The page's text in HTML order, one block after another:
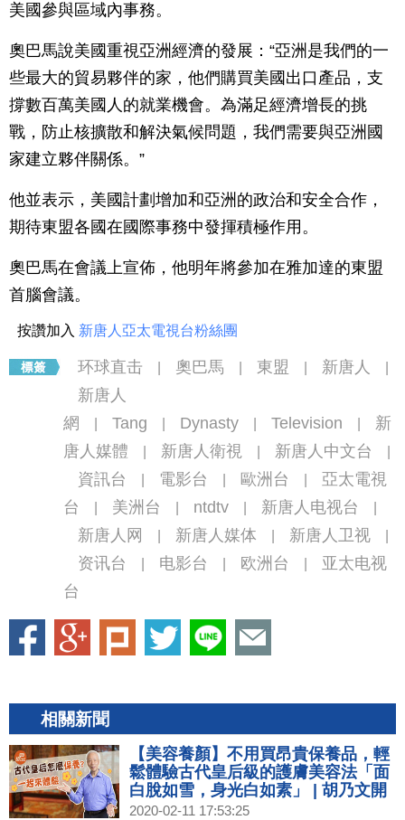
美國參與區域內事務。
奧巴馬說美國重視亞洲經濟的發展：“亞洲是我們的一
些最大的貿易夥伴的家，他們購買美國出口產品，支
撐數百萬美國人的就業機會。為滿足經濟增長的挑
戰，防止核擴散和解決氣候問題，我們需要與亞洲國
家建立夥伴關係。”
他並表示，美國計劃增加和亞洲的政治和安全合作，
期待東盟各國在國際事務中發揮積極作用。
奧巴馬在會議上宣佈，他明年將參加在雅加達的東盟
首腦會議。
按讚加入 新唐人亞太電視台粉絲團
环球直击 奧巴馬 東盟 新唐人
新唐人
網
Tang Dynasty Television
新
唐人媒體
新唐人衛視 新唐人中文台
資訊台 電影台 歐洲台
亞太電視
台
美洲台 ntdtv 新唐人电视台
新唐人网 新唐人媒体 新唐人卫视
资讯台 电影台 欧洲台
亚太电视
台
相關新聞
【美容養顏】不用買昂貴保養品，輕
鬆體驗古代皇后級的護膚美容法「面
白脫如雪，身光白如素」 | 胡乃文開
講02
2020-02-11 17:53:25